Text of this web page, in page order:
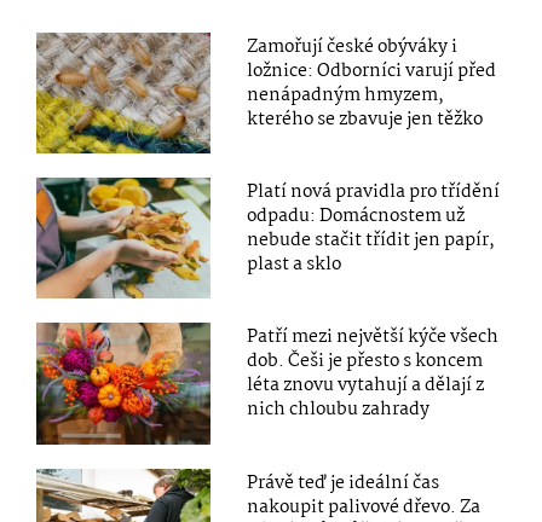
Zamořují české obýváky i
ložnice: Odborníci varují před
nenápadným hmyzem,
kterého se zbavuje jen těžko
Platí nová pravidla pro třídění
odpadu: Domácnostem už
nebude stačit třídit jen papír,
plast a sklo
Patří mezi největší kýče všech
dob. Češi je přesto s koncem
léta znovu vytahují a dělají z
nich chloubu zahrady
Právě teď je ideální čas
nakoupit palivové dřevo. Za